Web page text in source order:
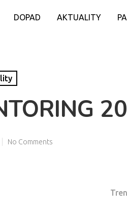
DOPAD AKTUALITY
No Comments